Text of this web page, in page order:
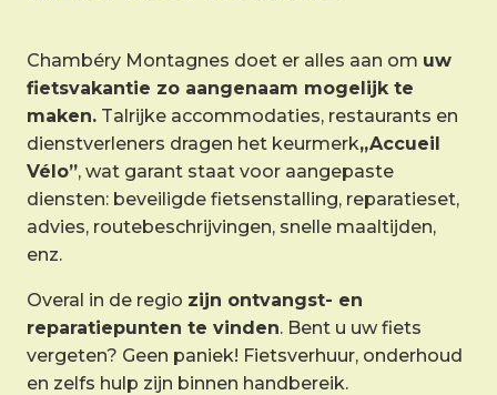
Chambéry Montagnes doet er alles aan om uw
fietsvakantie zo aangenaam mogelijk te
maken. Talrijke accommodaties, restaurants en
dienstverleners dragen het keurmerk„Accueil
Vélo”, wat garant staat voor aangepaste
diensten: beveiligde fietsenstalling, reparatieset,
advies, routebeschrijvingen, snelle maaltijden,
enz.
Overal in de regio zijn ontvangst- en
reparatiepunten te vinden. Bent u uw fiets
vergeten? Geen paniek! Fietsverhuur, onderhoud
en zelfs hulp zijn binnen handbereik.